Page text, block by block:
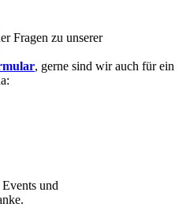
Fragen zu unserer
, gerne sind wir auch für ein
und